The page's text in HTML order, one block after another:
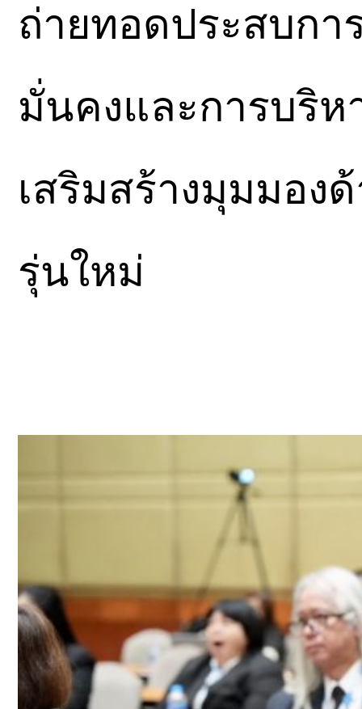
ถ่ายทอดประสบก
มั่นคงและการบริห
เสริมสร้างมุมมอง
รุ่นใหม่